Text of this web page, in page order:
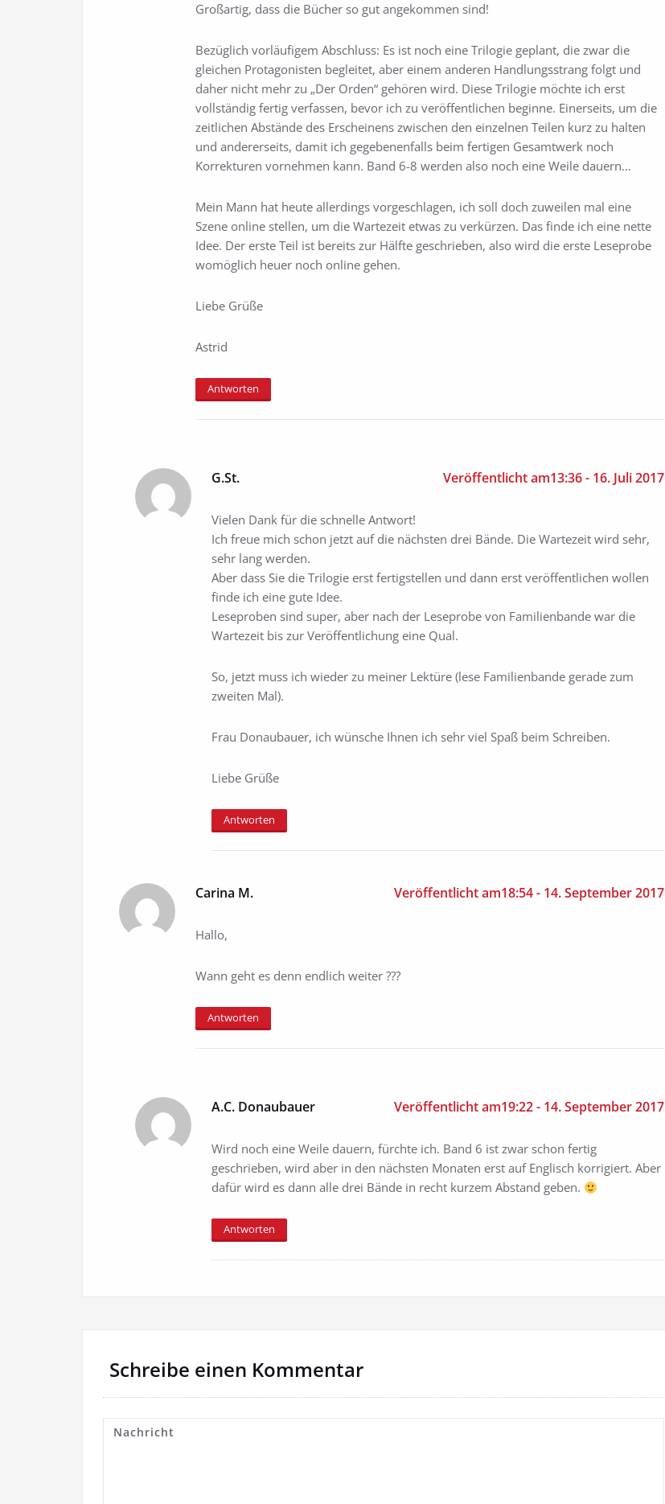
Großartig, dass die Bücher so gut angekommen sind!
Bezüglich vorläufigem Abschluss: Es ist noch eine Trilogie geplant, die zwar die
gleichen Protagonisten begleitet, aber einem anderen Handlungsstrang folgt und
daher nicht mehr zu „Der Orden“ gehören wird. Diese Trilogie möchte ich erst
vollständig fertig verfassen, bevor ich zu veröffentlichen beginne. Einerseits, um die
zeitlichen Abstände des Erscheinens zwischen den einzelnen Teilen kurz zu halten
und andererseits, damit ich gegebenenfalls beim fertigen Gesamtwerk noch
Korrekturen vornehmen kann. Band 6-8 werden also noch eine Weile dauern…
Mein Mann hat heute allerdings vorgeschlagen, ich soll doch zuweilen mal eine
Szene online stellen, um die Wartezeit etwas zu verkürzen. Das finde ich eine nette
Idee. Der erste Teil ist bereits zur Hälfte geschrieben, also wird die erste Leseprobe
womöglich heuer noch online gehen.
Liebe Grüße
Astrid
Antworten
G.St. Veröffentlicht am13:36 - 16. Juli 2017
Vielen Dank für die schnelle Antwort!
Ich freue mich schon jetzt auf die nächsten drei Bände. Die Wartezeit wird sehr,
sehr lang werden.
Aber dass Sie die Trilogie erst fertigstellen und dann erst veröffentlichen wollen
finde ich eine gute Idee.
Leseproben sind super, aber nach der Leseprobe von Familienbande war die
Wartezeit bis zur Veröffentlichung eine Qual.
So, jetzt muss ich wieder zu meiner Lektüre (lese Familienbande gerade zum
zweiten Mal).
Frau Donaubauer, ich wünsche Ihnen ich sehr viel Spaß beim Schreiben.
Liebe Grüße
Antworten
Carina M. Veröffentlicht am18:54 - 14. September 2017
Hallo,
Wann geht es denn endlich weiter ???
Antworten
A.C. Donaubauer Veröffentlicht am19:22 - 14. September 2017
Wird noch eine Weile dauern, fürchte ich. Band 6 ist zwar schon fertig
geschrieben, wird aber in den nächsten Monaten erst auf Englisch korrigiert. Aber
dafür wird es dann alle drei Bände in recht kurzem Abstand geben.
Antworten
Schreibe einen Kommentar